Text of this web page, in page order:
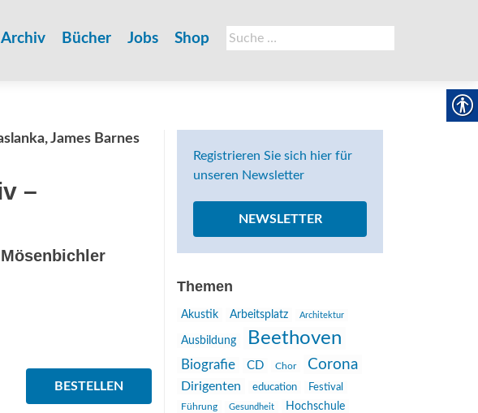
Suche
nach:
Archiv Bücher Jobs Shop
James Barnes
–
BESTELLEN
Registrieren Sie sich hier für
unseren Newsletter
NEWSLETTER
Themen
Akustik Arbeitsplatz Architektur
Ausbildung Beethoven
Biografie CD Chor Corona
Dirigenten education
Festival
Führung
Gesundheit Hochschule